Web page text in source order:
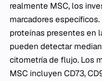
realmente MSC, los
marcadores
proteínas presentes en
pueden detectar
citometría de flujo. Los
MSC incluyen CD73,